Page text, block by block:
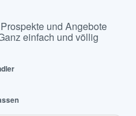
und Angebote
einfach und völlig